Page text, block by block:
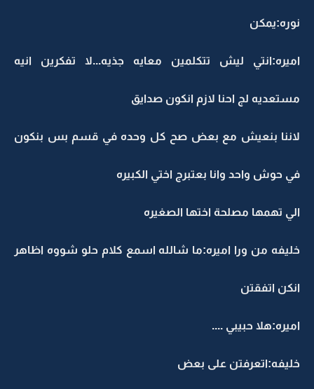
نوره:يمكن
اميره:انتي ليش تتكلمين معايه جذيه...لا تفكرين انيه
مستعديه لج احنا لازم انكون صدايق
لاننا بنعيش مع بعض صح كل وحده في قسم بس بنكون
في حوش واحد وانا بعتبرج اختي الكبيره
الي تهمها مصلحة اختها الصغيره
خليفه من ورا اميره:ما شالله اسمع كلام حلو شووه اظاهر
انكن اتفقتن
اميره:هلا حبيبي ....
خليفه:اتعرفتن على بعض